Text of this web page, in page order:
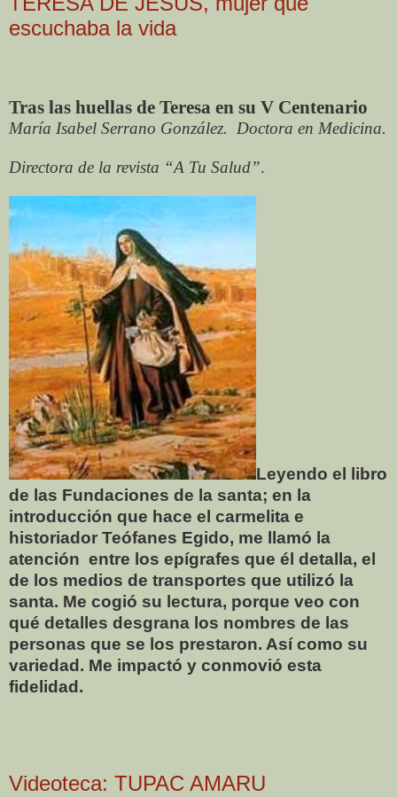
escuchaba la vida
Tras las huellas de Teresa en su V Centenario
María Isabel Serrano González. Doctora en Medicina.
Directora de la revista “A Tu Salud”.
Leyendo el libro
de las Fundaciones de la santa; en la
introducción que hace el carmelita e
historiador Teófanes Egido, me llamó la
atención entre los epígrafes que él detalla, el
de los medios de transportes que utilizó la
santa. Me cogió su lectura, porque veo con
qué detalles desgrana los nombres de las
personas que se los prestaron. Así como su
variedad. Me impactó y conmovió esta
fidelidad.
Videoteca: TUPAC AMARU